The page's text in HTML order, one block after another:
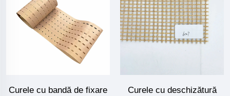
Curele cu bandă de fixare
Curele cu deschizătură